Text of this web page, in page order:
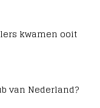
kwamen ooit
van Nederland?